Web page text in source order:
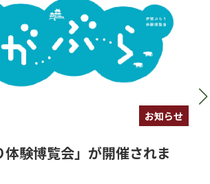
体験博覧会」が開催されま
お知らせ